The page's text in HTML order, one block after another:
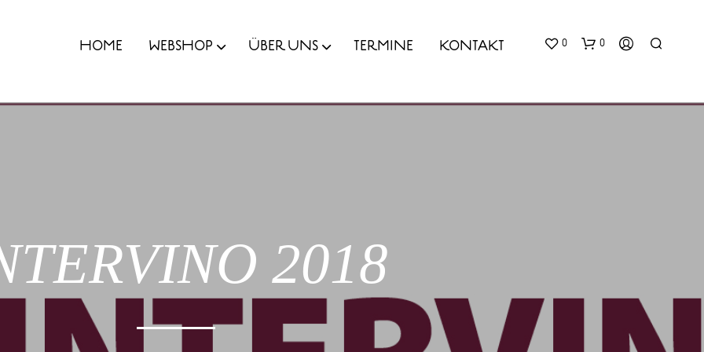
HOME WEBSHOP ÜBER UNS TERMINE KONTAKT 0 0
2018